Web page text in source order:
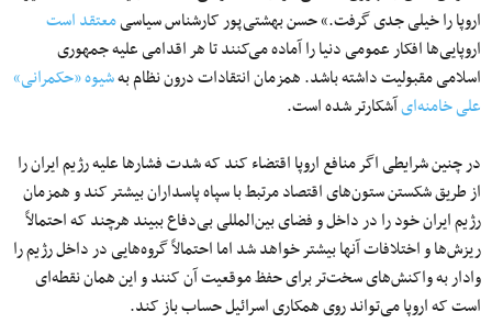
اروپا را خیلی جدی گرفت.» حسن بهشتی‌پور کارشناس سیاسیمعتقد است
اروپایی‌ها افکار عمومی دنیا را آماده می‌کنند تا هر اقدامی علیه جمهوری
اسلامی مقبولیت داشته باشد. همزمان انتقادات درون نظام بهشیوه «حکمرانی»
علی خامنه‌ایآشکارتر شده است.
در چنین شرایطی اگر منافع اروپا اقتضاء کند که شدت فشارها علیه رژیم ایران را
از طریق شکستن ستون‌های اقتصاد مرتبط با سپاه پاسداران بیشتر کند و همزمان
رژیم ایران خود را در داخل و فضای بین‌المللی بی‌دفاع ببیند هرچند که احتمالاً
ریزش‌ها و اختلافات آنها بیشتر خواهد شد اما احتمالاً گروه‌هایی در داخل رژیم را
وادار به واکنش‌های سخت‌تر برای حفظ موقعیت آن کنند و این همان نقطه‌ای
است که اروپا می‌تواند روی همکاری اسرائیل حساب باز کند.